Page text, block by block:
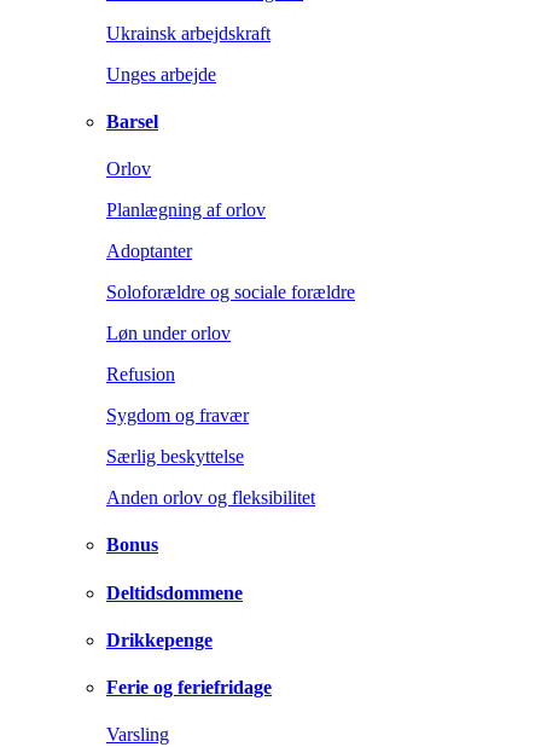
Ukrainsk arbejdskraft
Unges arbejde
Barsel
Orlov
Planlægning af orlov
Adoptanter
Soloforældre og sociale forældre
Løn under orlov
Refusion
Sygdom og fravær
Særlig beskyttelse
Anden orlov og fleksibilitet
Bonus
Deltidsdommene
Drikkepenge
Ferie og feriefridage
Varsling